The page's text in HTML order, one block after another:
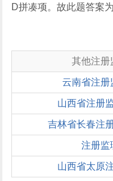
D拼凑项。故此题答案
其他注册
云南省注册
山西省注册
吉林省长春注
注册监
山西省太原